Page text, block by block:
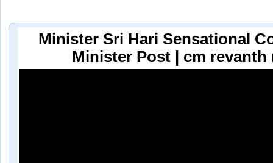
Minister Sri Hari Sensational
Minister Post | cm revanth